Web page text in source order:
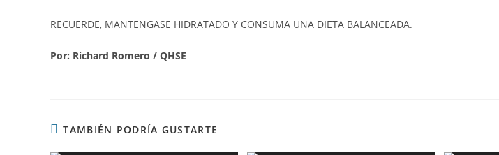
RECUERDE, MANTENGASE HIDRATADO Y CONSUMA UNA DIETA BALANCEADA.
Por: Richard Romero / QHSE
TAMBIÉN PODRÍA GUSTARTE